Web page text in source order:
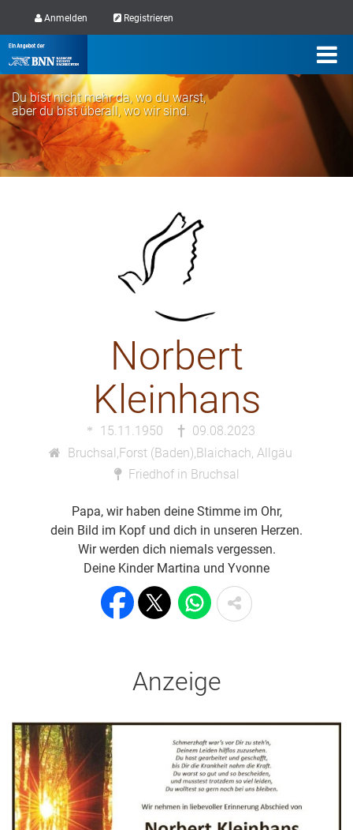
Anmelden Registrieren
Du bist nicht mehr da, wo du warst,
aber du bist überall, wo wir sind.
Norbert
Kleinhans
15.11.1950
09.08.2023
Bruchsal,Forst (Baden),Blaichach, Allgäu
Friedhof in Bruchsal
Papa, wir haben deine Stimme im Ohr,
dein Bild im Kopf und dich in unseren Herzen.
Wir werden dich niemals vergessen.
Deine Kinder Martina und Yvonne
Anzeige